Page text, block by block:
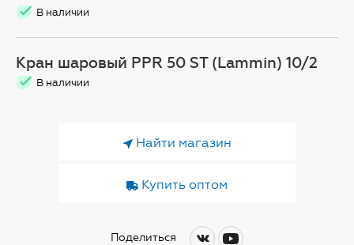
В наличии
Кран шаровый PPR 50 ST (Lammin) 10/2
В наличии
Найти магазин
Купить оптом
Поделиться